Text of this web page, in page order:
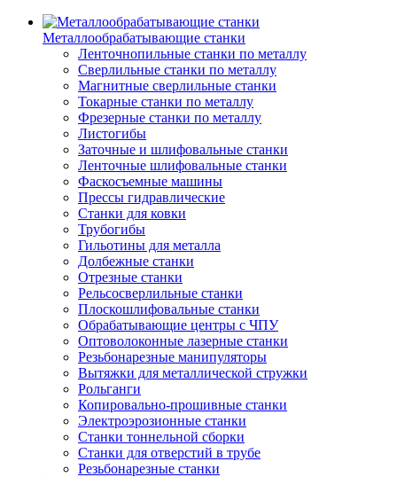
Металлообрабатывающие станки
Ленточнопильные станки по металлу
Сверлильные станки по металлу
Магнитные сверлильные станки
Токарные станки по металлу
Фрезерные станки по металлу
Листогибы
Заточные и шлифовальные станки
Ленточные шлифовальные станки
Фаскосъемные машины
Прессы гидравлические
Станки для ковки
Трубогибы
Гильотины для металла
Долбежные станки
Отрезные станки
Рельсосверлильные станки
Плоскошлифовальные станки
Обрабатывающие центры с ЧПУ
Оптоволоконные лазерные станки
Резьбонарезные манипуляторы
Вытяжки для металлической стружки
Рольганги
Копировально-прошивные станки
Электроэрозионные станки
Станки тоннельной сборки
Станки для отверстий в трубе
Резьбонарезные станки